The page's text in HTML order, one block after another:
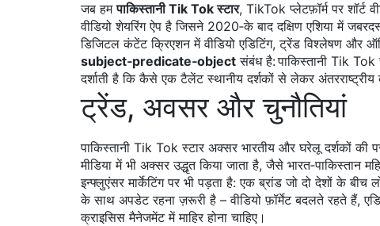
जब हमपाकिस्तानी Tik Tok स्टार, TikTok प्लेटफ़ॉर्म पर शॉर्ट
वीडियो शेयरिंग ऐप है जिसने 2020‑के बाद दक्षिण एशिया में
डिजिटल कंटेंट क्रिएशनमें वीडियो एडिटिंग, ट्रेंड विश्लेषण और
subject‑predicate‑object संबंध है: पाकिस्तानी Tik
दर्शाती है कि कैसे एक टैलेंट स्थानीय दर्शकों से लेकर
ट्रेंड, अवसर और चुनौतियां
पाकिस्तानी Tik Tok स्टार अक्सर भारतीय और घरेलू दर्शकों
मीडिया में भी अक्सर उद्धृत किया जाता है, जैसे भारत‑पाकिस्तान
इन्फ्लुएंसर मार्केटिंग पर भी पड़ता है: एक ब्रांड जो दो देशों के
के साथ अपडेट रहना ज़रूरी है – वीडियो फ़ॉर्मेट बदलते रहते हैं,
क्राइसिस मैनेजमेंट में माहिर होना चाहिए।